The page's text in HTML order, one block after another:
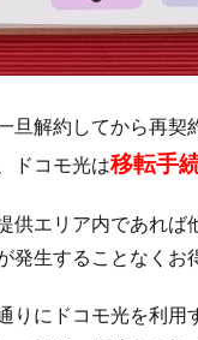
旦解約してから再
ドコモ光は移転手
供エリア内であれ
発生することなくお
りにドコモ光を利